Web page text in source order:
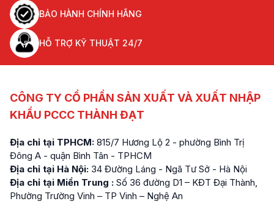
BẢO HÀNH CHÍNH HÃNG
HỖ TRỢ KỸ THUẬT 24/7
CÔNG TY CỔ PHẦN SẢN XUẤT VÀ XUẤT NHẬP
KHẨU PCCC THÀNH ĐẠT
Địa chỉ tại TPHCM: 815/7 Hương Lộ 2 - phường Bình Trị
Đông A - quận Bình Tân - TPHCM
Địa chỉ tại Hà Nội: 34 Đường Láng - Ngã Tư Sở - Hà Nội
Địa chỉ tại Miền Trung : Số 36 đường D1 – KĐT Đại Thành,
Phường Trường Vinh – TP Vinh – Nghệ An